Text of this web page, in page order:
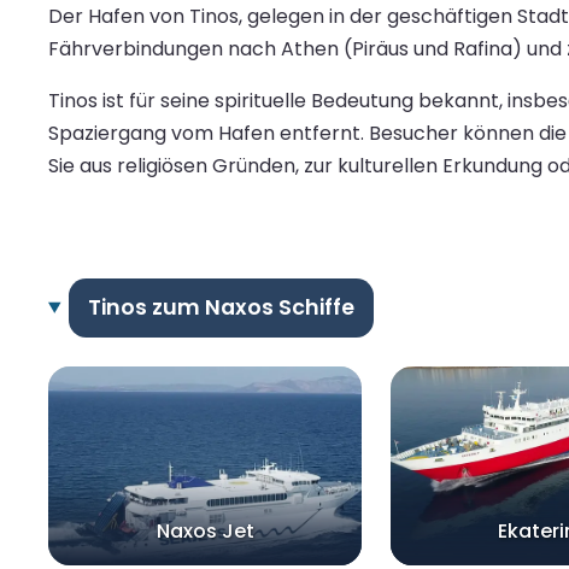
Der Hafen von Tinos, gelegen in der geschäftigen
Fährverbindungen nach Athen (Piräus und Rafina)
Tinos ist für seine spirituelle Bedeutung bekannt,
Spaziergang vom Hafen entfernt. Besucher können
Sie aus religiösen Gründen, zur kulturellen Erkundung
Tinos zum Naxos Schiffe
Naxos Jet